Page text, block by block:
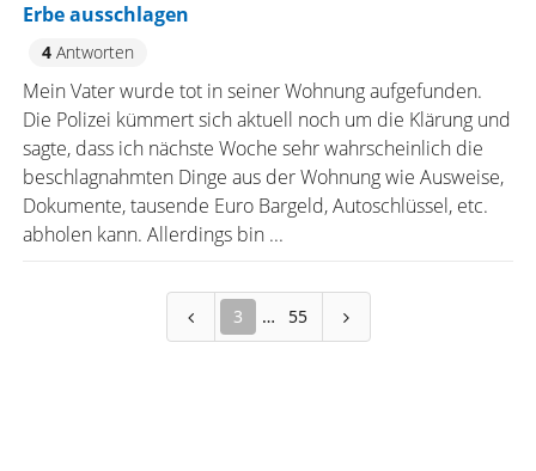
Erbe ausschlagen
4Antworten
Mein Vater wurde tot in seiner Wohnung aufgefunden.
Die Polizei kümmert sich aktuell noch um die Klärung und
sagte, dass ich nächste Woche sehr wahrscheinlich die
beschlagnahmten Dinge aus der Wohnung wie Ausweise,
Dokumente, tausende Euro Bargeld, Autoschlüssel, etc.
abholen kann. Allerdings bin ...
3 55